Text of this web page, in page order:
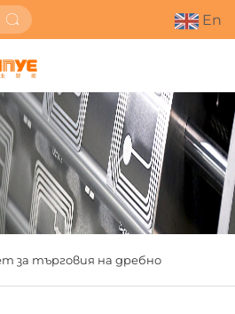
En
Получете оферта
за търговия на дребно